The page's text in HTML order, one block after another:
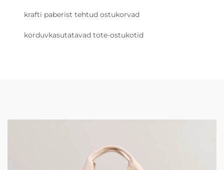
krafti paberist tehtud ostukorvad
korduvkasutatavad tote-ostukotid